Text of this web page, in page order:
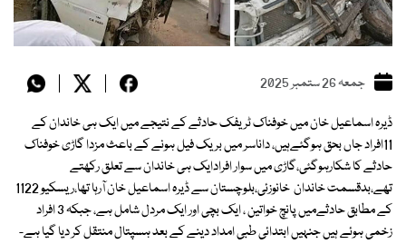
جمعہ 26 ستمبر 2025
ڈیرہ اسماعیل خان میں خوفناک ٹریفک حادثے کے نتیجے میں ایک ہی خاندان کے
11افراد جاں بحق ہوگئےہیں، داناسر میں بریک فیل ہونے کے باعث مزدا گاڑی خوفناک
حادثے کا شکارہوگئی،گاڑی میں سوار افرادایک ہی خاندان سے تعلق رکھتے
تھے،بدقسمت خاندان خانوزئی،بلوچستان سے ڈیرہ اسماعیل خان آرہا تھا،ریسکیو 1122
کے مطابق حادثےمیں پانچ خواتین ، ایک بچی اور ایک مردل شامل ہے، جبکہ 3 افراد
زخمی ہوئے ہیں جنہیں ابتدائی طبی امداد دینے کے بعد ہسپتال منتقل کر دیا گیا ہے-